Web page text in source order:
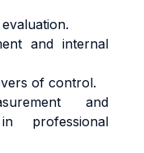
and internal
of control.
and
professional